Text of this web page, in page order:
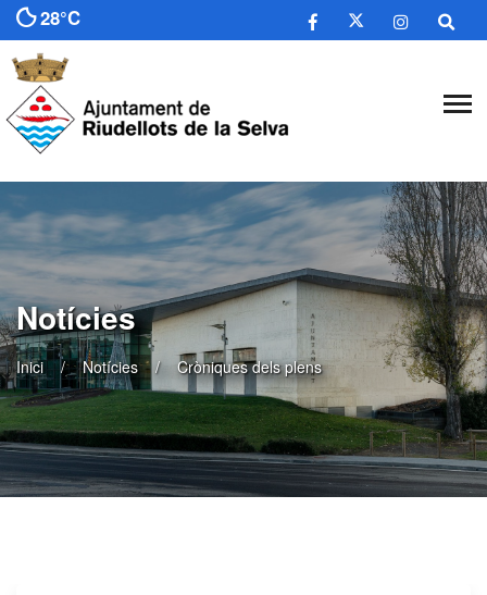
28°C
Notícies
Inici Notícies Cròniques dels plens